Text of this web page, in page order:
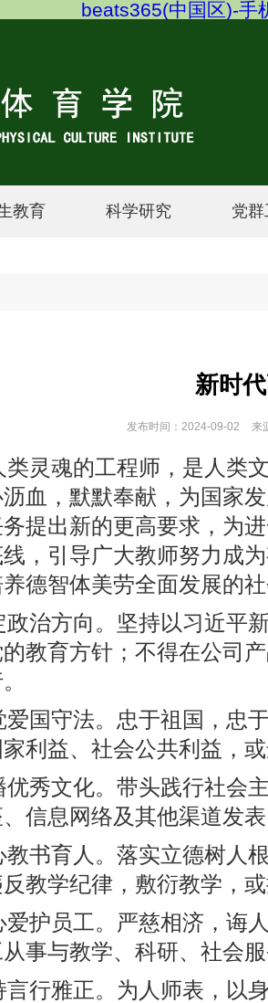
beats365(中国区)-手
教育 科学研究 党
新时
发布时间：2024-09-02 来
类灵魂的工程师，是人类
血，默默奉献，为国家
提出新的更高要求，为
，引导广大教师努力成
德智体美劳全面发展的
政治方向。坚持以习近平
教育方针；不得在公司
爱国守法。忠于祖国，忠
利益、社会公共利益，或
优秀文化。带头践行社会
信息网络及其他渠道发
教书育人。落实立德树人
教学纪律，敷衍教学，
爱护员工。严慈相济，诲
事与教学、科研、社会服
言行雅正。为人师表，以